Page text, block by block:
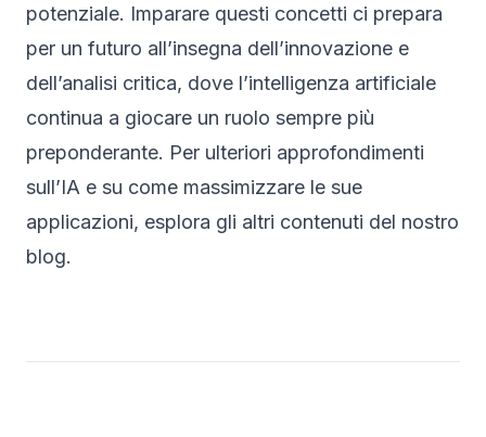
potenziale. Imparare questi concetti ci prepara
per un futuro all’insegna dell’innovazione e
dell’analisi critica, dove l’intelligenza artificiale
continua a giocare un ruolo sempre più
preponderante. Per ulteriori approfondimenti
sull’IA e su come massimizzare le sue
applicazioni, esplora gli altri contenuti del nostro
blog.